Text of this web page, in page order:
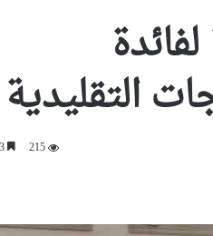
التقليدية
215 3 دقائق